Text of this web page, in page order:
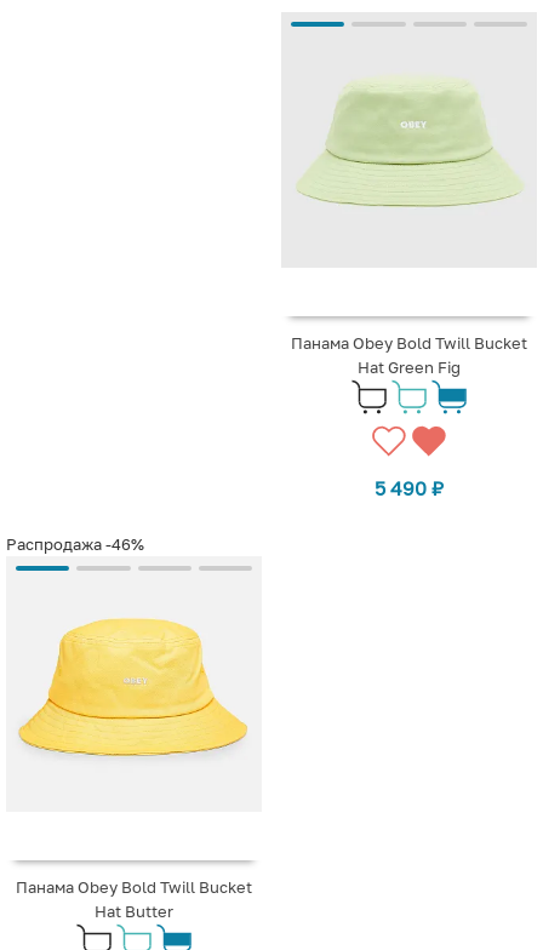
Панама Obey Bold Twill Bucket
Hat Green Fig
5 490 ₽
Распродажа-46%
Панама Obey Bold Twill Bucket
Hat Butter